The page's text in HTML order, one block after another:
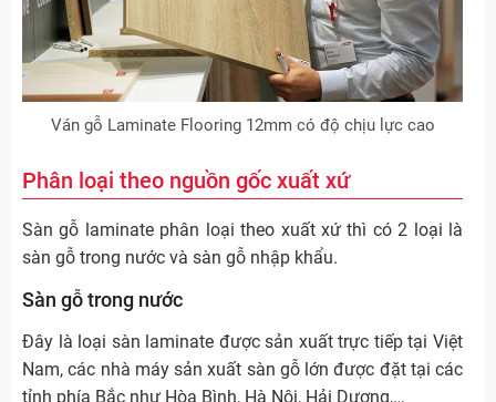
Ván gỗ Laminate Flooring 12mm có độ chịu lực cao
Phân loại theo nguồn gốc xuất xứ
Sàn gỗ laminate phân loại theo xuất xứ thì có 2 loại là
sàn gỗ trong nước và sàn gỗ nhập khẩu.
Sàn gỗ trong nước
Đây là loại sàn laminate được sản xuất trực tiếp tại Việt
Nam, các nhà máy sản xuất sàn gỗ lớn được đặt tại các
tỉnh phía Bắc như Hòa Bình, Hà Nội, Hải Dương,…